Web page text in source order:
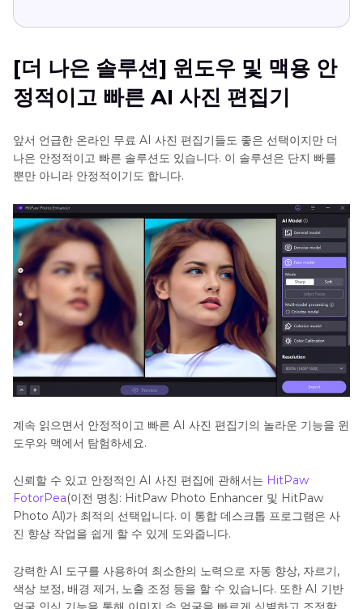
[더 나은 솔루션] 윈도우 및 맥용 안
정적이고 빠른 AI 사진 편집기
앞서 언급한 온라인 무료 AI 사진 편집기들도 좋은 선택이지만 더
나은 안정적이고 빠른 솔루션도 있습니다. 이 솔루션은 단지 빠를
뿐만 아니라 안정적이기도 합니다.
계속 읽으면서 안정적이고 빠른 AI 사진 편집기의 놀라운 기능을 윈
도우와 맥에서 탐험하세요.
신뢰할 수 있고 안정적인 AI 사진 편집에 관해서는 HitPaw
FotorPea(이전 명칭: HitPaw Photo Enhancer 및 HitPaw
Photo Al)가 최적의 선택입니다. 이 통합 데스크톱 프로그램은 사
진 향상 작업을 쉽게 할 수 있게 도와줍니다.
강력한 AI 도구를 사용하여 최소한의 노력으로 자동 향상, 자르기,
색상 보정, 배경 제거, 노출 조정 등을 할 수 있습니다. 또한 AI 기반